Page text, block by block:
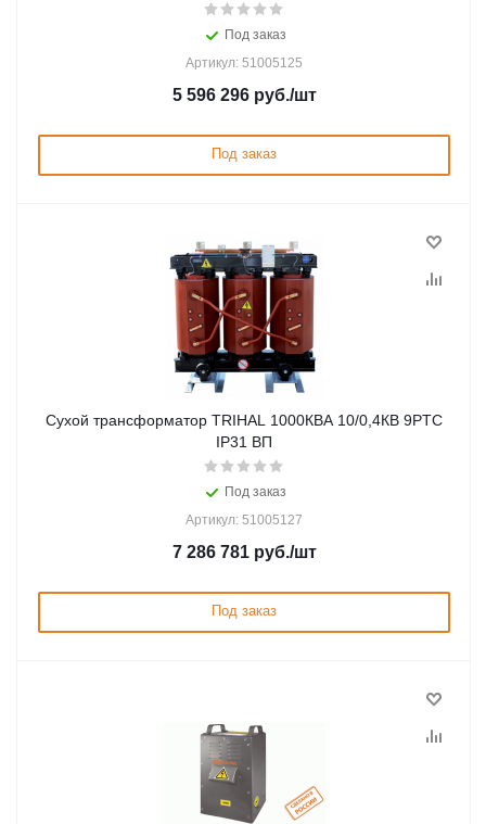
Под заказ
Артикул: 51005125
5 596 296руб./шт
Под заказ
Сухой трансформатор TRIHAL 1000КВА 10/0,4КВ 9PTC
IP31 ВП
Под заказ
Артикул: 51005127
7 286 781руб./шт
Под заказ